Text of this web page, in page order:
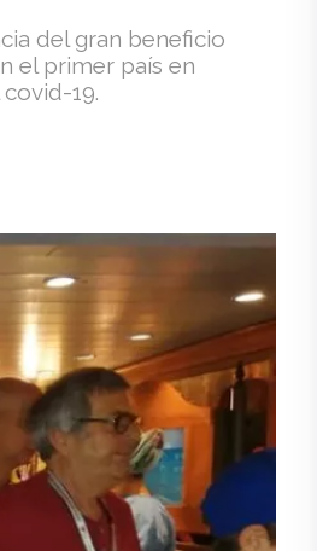
del gran beneficio
el primer país en
19.